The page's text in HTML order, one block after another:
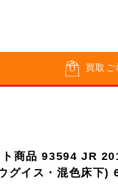
買取
ト商品 93594 JR
グイス・混色床下)